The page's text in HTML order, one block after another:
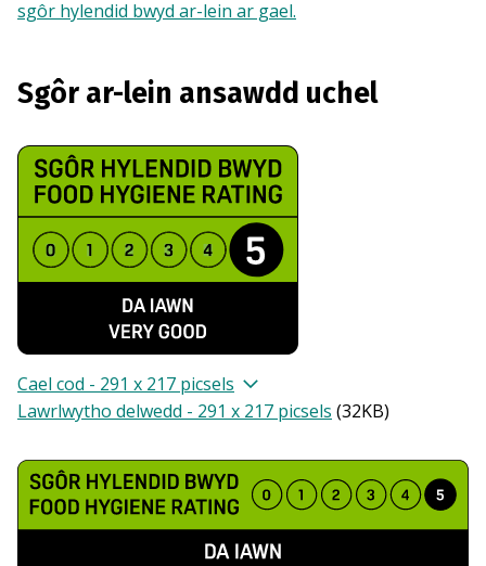
sgôr hylendid bwyd ar-lein ar gael.
Sgôr ar-lein ansawdd uchel
Cael cod - 291 x 217 picsels
Lawrlwytho delwedd - 291 x 217 picsels (32KB)